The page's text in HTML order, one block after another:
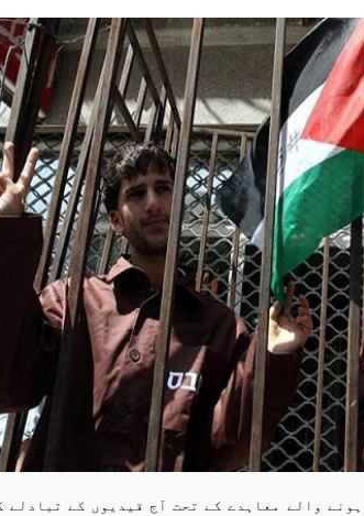
والے معاہدے کے تحت آج قیدیوں کے تبادلے